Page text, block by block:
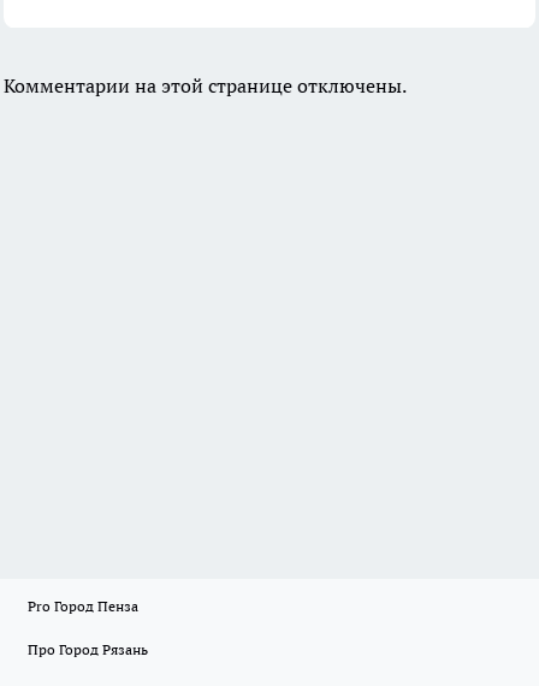
Комментарии на этой странице отключены.
Pro Город Пенза
Про Город Рязань